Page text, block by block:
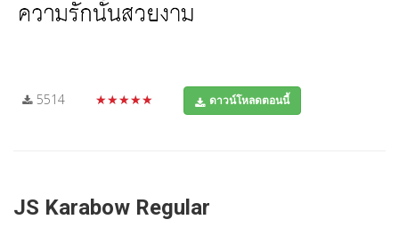
5514 ★★★★★ ดาวน์โหลดตอนนี้
JS Karabow Regular